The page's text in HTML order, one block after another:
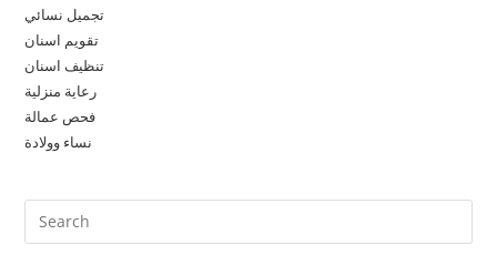
تجميل نسائي
تقويم اسنان
تنظيف اسنان
رعاية منزلية
فحص عمالة
نساء وولادة